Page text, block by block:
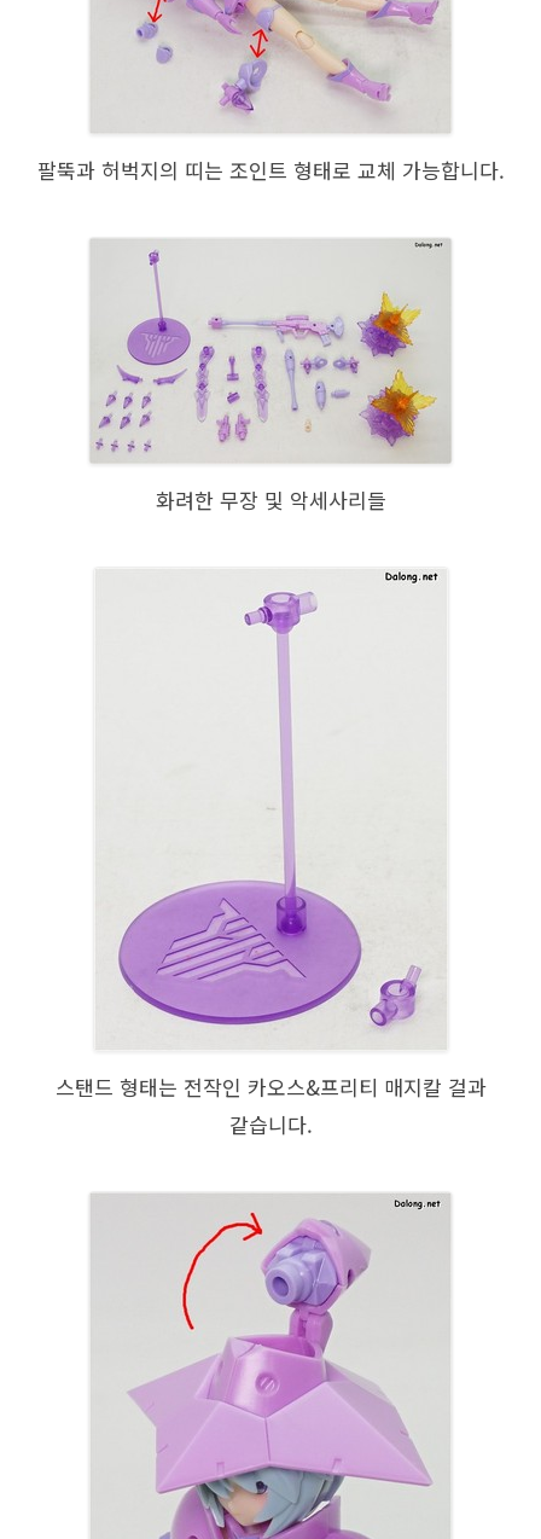
팔뚝과 허벅지의 띠는 조인트 형태로 교체 가능합니다.
화려한 무장 및 악세사리들
스탠드 형태는 전작인 카오스&프리티 매지칼 걸과
같습니다.